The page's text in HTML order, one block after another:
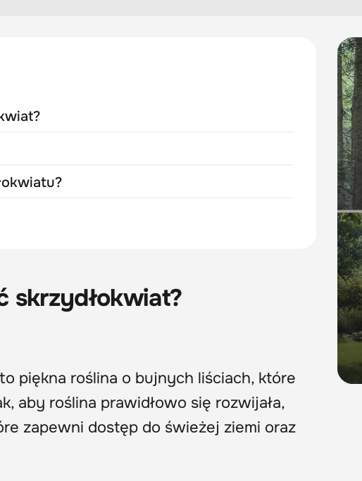
skrzydłokwiat?
piękna roślina o bujnych liściach, które
aby roślina prawidłowo się rozwijała,
zapewni dostęp do świeżej ziemi oraz